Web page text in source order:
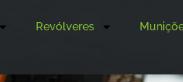
Revólveres